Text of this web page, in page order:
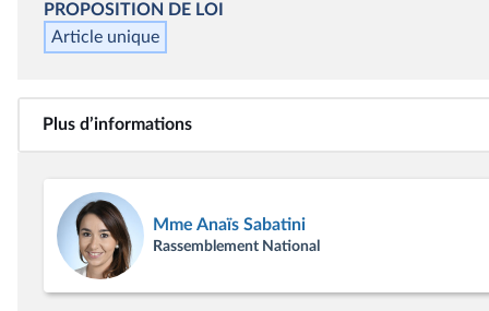
PROPOSITION DE LOI
Article unique
Plus d’informations
Mme Anaïs Sabatini
Rassemblement National